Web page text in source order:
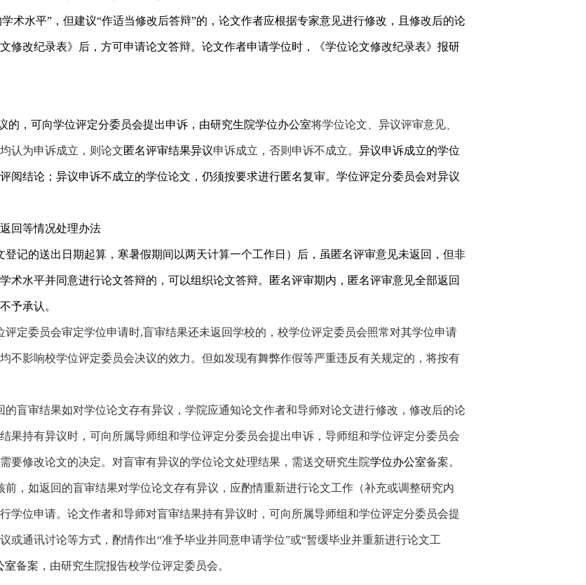
术水平”，但建议“作适当修改后答辩”的，论文作者应根据专家意见进行修改，且修改后的论
修改纪录表》后，方可申请论文答辩。论文作者申请学位时，《学位论文修改纪录表》报研
的，可向学位评定分委员会提出申诉，由研究生院学位办公室将学位论文、异议评审意见、
认为申诉成立，则论文匿名评审结果异议申诉成立，否则申诉不成立。 异议申诉成立的学位
阅结论；异议申诉不成立的学位论文，仍须按要求进行匿名复审。学位评定分委员会对异议
回等情况处理办法
登记的送出日期起算，寒暑假期间以两天计算一个工作日）后，虽匿名评审意见未返回，但非
术水平并同意进行论文答辩的，可以组织论文答辩。匿名评审期内，匿名评审意见全部返回
予承认。
评定委员会审定学位申请时,盲审结果还未返回学校的，校学位评定委员会照常对其学位申请
不影响校学位评定委员会决议的效力。但如发现有舞弊作假等严重违反有关规定的，将按有
盲审结果如对学位论文存有异议，学院应通知论文作者和导师对论文进行修改，修改后的论
果持有异议时，可向所属导师组和学位评定分委员会提出申诉，导师组和学位评定分委员会
要修改论文的决定。对盲审有异议的学位论文处理结果，需送交研究生院学位办公室备案。
，如返回的盲审结果对学位论文存有异议，应酌情重新进行论文工作（补充或调整研究内
学位申请。论文作者和导师对盲审结果持有异议时，可向所属导师组和学位评定分委员会提
或通讯讨论等方式，酌情作出“准予毕业并同意申请学位”或“暂缓毕业并重新进行论文工
室备案，由研究生院报告校学位评定委员会。